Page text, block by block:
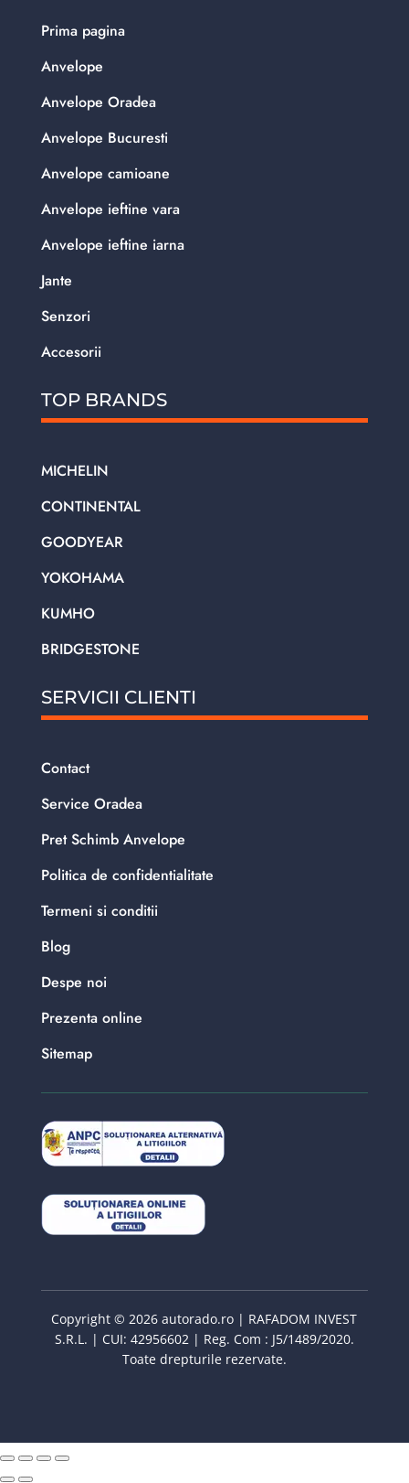
Prima pagina
Anvelope
Anvelope Oradea
Anvelope Bucuresti
Anvelope camioane
Anvelope ieftine vara
Anvelope ieftine iarna
Jante
Senzori
Accesorii
TOP BRANDS
MICHELIN
CONTINENTAL
GOODYEAR
YOKOHAMA
KUMHO
BRIDGESTONE
SERVICII CLIENTI
Contact
Service Oradea
Pret Schimb Anvelope
Politica de confidentialitate
Termeni si conditii
Blog
Despe noi
Prezenta online
Sitemap
Copyright © 2026 autorado.ro | RAFADOM INVEST
S.R.L. | CUI: 42956602 | Reg. Com : J5/1489/2020.
Toate drepturile rezervate.